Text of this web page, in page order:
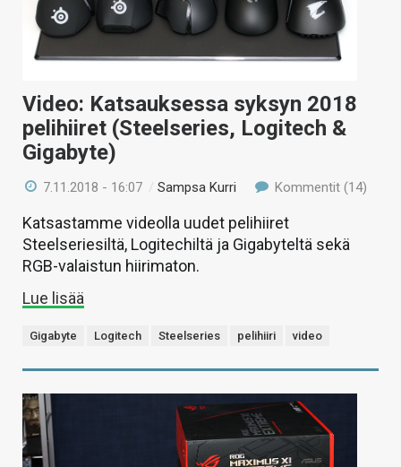
Video: Katsauksessa syksyn 2018
pelihiiret (Steelseries, Logitech &
Gigabyte)
7.11.2018 - 16:07 /Sampsa Kurri Kommentit (14)
Katsastamme videolla uudet pelihiiret
Steelseriesiltä, Logitechiltä ja Gigabyteltä sekä
RGB-valaistun hiirimaton.
Lue lisää
Gigabyte Logitech Steelseries pelihiiri video